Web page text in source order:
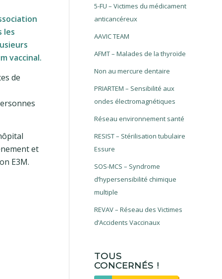
les
vaccinal.
de
et
E3M.
5-FU – Victimes du médicament
anticancéreux
AAVIC TEAM
AFMT – Malades de la thyroïde
Non au mercure dentaire
PRIARTEM – Sensibilité aux
ondes électromagnétiques
Réseau environnement santé
RESIST – Stérilisation tubulaire
Essure
SOS-MCS – Syndrome
d’hypersensibilité chimique
multiple
REVAV – Réseau des Victimes
d’Accidents Vaccinaux
TOUS
CONCERNÉS !